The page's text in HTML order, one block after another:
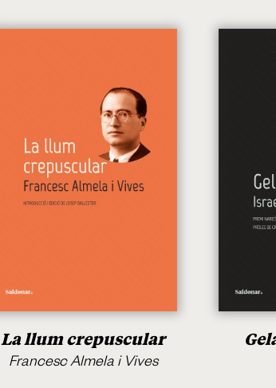
La llum crepuscular
Francesc Almela i Vives